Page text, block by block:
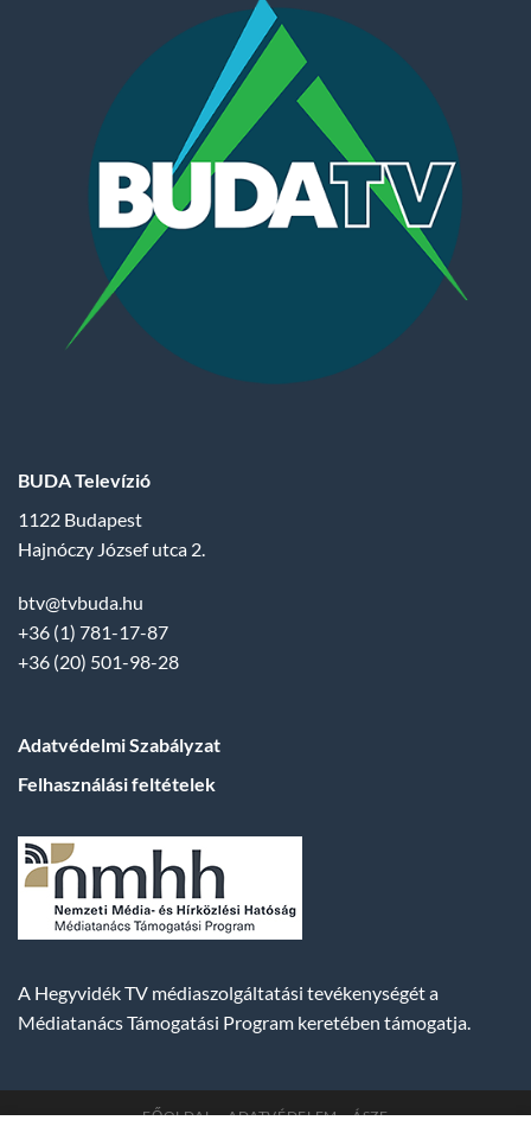
BUDA Televízió
1122 Budapest
Hajnóczy József utca 2.
btv@tvbuda.hu
+36 (1) 781-17-87
+36 (20) 501-98-28
Adatvédelmi Szabályzat
Felhasználási feltételek
A Hegyvidék TV médiaszolgáltatási tevékenységét a
Médiatanács Támogatási Program keretében támogatja.
FŐOLDAL ADATVÉDELEM ÁSZF